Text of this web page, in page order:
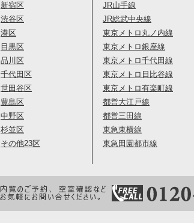
新宿区
渋谷区
港区
目黒区
品川区
千代田区
世田谷区
豊島区
中野区
杉並区
その他23区
JR山手線
JR総武中央線
東京メトロ丸ノ内線
東京メトロ銀座線
東京メトロ千代田線
東京メトロ日比谷線
東京メトロ有楽町線
都営大江戸線
都営三田線
東急東横線
東急田園都市線